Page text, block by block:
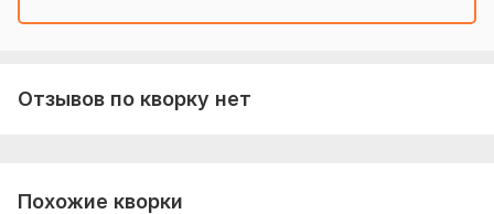
Отзывов по кворку нет
Похожие кворки